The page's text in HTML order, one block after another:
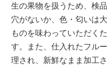
生の果物を扱うため、検
穴がないか、色・匂いは
ものを味わっていただく
す。また、仕入れたフル
理され、新鮮なまま加工